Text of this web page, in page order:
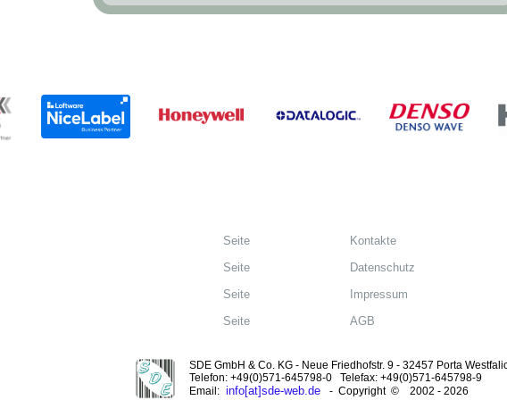
Seite
Seite
Seite
Seite
Kontakte
Datenschutz
Impressum
AGB
SDE GmbH & Co. KG - Neue Friedhofstr. 9 - 32457 Porta
Telefon: +49(0)571-645798-0 Telefax: +49(0)571-645798-9
Email: info[at]sde-web.de - Copyright © 2002 - 2026